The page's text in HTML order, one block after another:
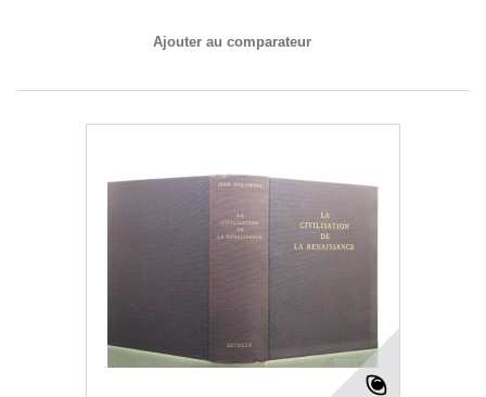
Ajouter au comparateur